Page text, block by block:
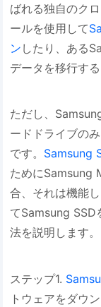
ばれる独自のク
ールを使用して
ン したり、ある
データを移行す
ただし、
ードドライブの
です。 Samsung
ためにSamsung
合、それは機能
てSamsung SSD
法を説明します。
ステップ1.
トウェアをダウ